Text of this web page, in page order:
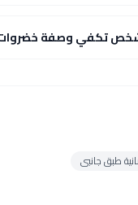
تكفي وصفة خضروات
طبق جانبى